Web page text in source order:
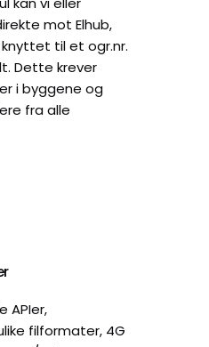
mot Elhub,
til et ogr.nr.
Dette krever
i byggene og
fra alle
APIer,
filformater, 4G